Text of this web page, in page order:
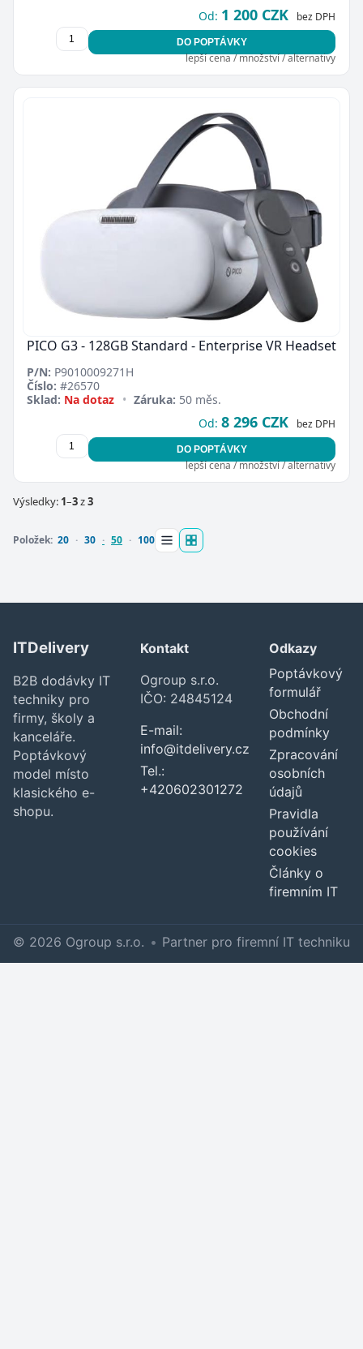
Od: 1 200 CZK bez DPH
DO POPTÁVKY
lepší cena / množství / alternativy
PICO G3 - 128GB Standard - Enterprise VR Headset
P/N: P9010009271H
Číslo: #26570
Sklad: Na dotaz • Záruka: 50 měs.
Od: 8 296 CZK bez DPH
DO POPTÁVKY
lepší cena / množství / alternativy
Výsledky: 1–3z3
Položek: 20 30 50 100
ITDelivery
B2B dodávky IT
techniky pro
firmy, školy a
kanceláře.
Poptávkový
model místo
klasického e-
shopu.
Kontakt
Ogroup s.r.o.
IČO: 24845124
E-mail:
info@itdelivery.cz
Tel.:
+420602301272
Odkazy
Poptávkový
formulář
Obchodní
podmínky
Zpracování
osobních
údajů
Pravidla
používání
cookies
Články o
firemním IT
© 2026 Ogroup s.r.o. • Partner pro firemní IT techniku